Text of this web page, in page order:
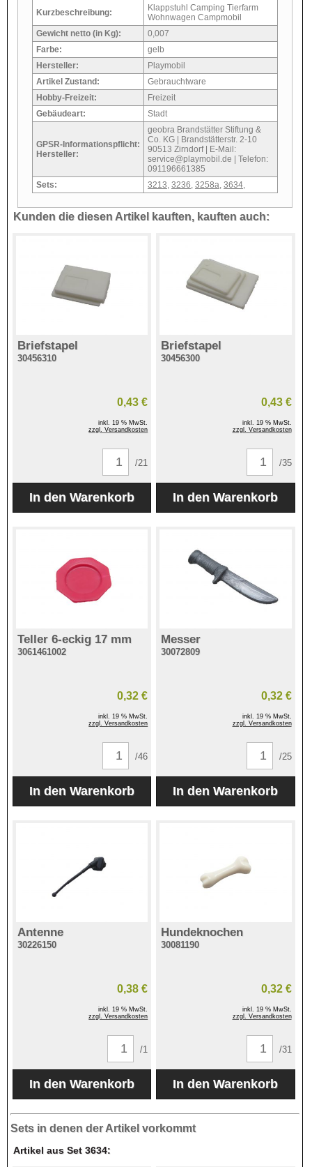
Kurzbeschreibung:
Klappstuhl Camping Tierfarm
Wohnwagen Campmobil
Gewicht netto (in Kg):
0,007
Farbe:
gelb
Hersteller:
Playmobil
Artikel Zustand:
Gebrauchtware
Hobby-Freizeit:
Freizeit
Gebäudeart:
Stadt
GPSR-Informationspflicht:
Hersteller:
geobra Brandstätter Stiftung &
Co. KG | Brandstätterstr. 2-10
90513 Zirndorf | E-Mail:
service@playmobil.de | Telefon:
091196661385
Sets:
3213 3236 3258a 3634
Kunden die diesen Artikel kauften, kauften auch:
Briefstapel
30456310
0,43 €
inkl. 19 % MwSt.
zzgl. Versandkosten
/21
Briefstapel
30456300
0,43 €
inkl. 19 % MwSt.
zzgl. Versandkosten
/35
Teller 6-eckig 17 mm
3061461002
0,32 €
inkl. 19 % MwSt.
zzgl. Versandkosten
/46
Messer
30072809
0,32 €
inkl. 19 % MwSt.
zzgl. Versandkosten
/25
Antenne
30226150
0,38 €
inkl. 19 % MwSt.
zzgl. Versandkosten
/1
Hundeknochen
30081190
0,32 €
inkl. 19 % MwSt.
zzgl. Versandkosten
/31
Sets in denen der Artikel vorkommt
Artikel aus Set 3634: